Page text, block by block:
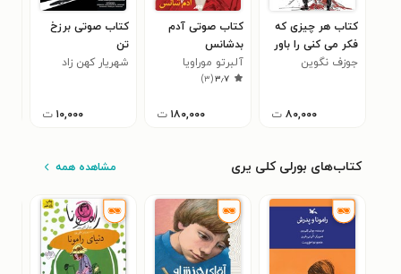
کتاب هر چیزی که
فکر می کنی را باور
نکن
جوزف نگوین
۸۰,۰۰۰ ت
کتاب صوتی آدم
بدشانس
آلبرتو موراویا
۳٫۷(۳)
۱۸۰,۰۰۰ ت
کتاب صوتی برزخ
تن
شهریار کهن زاد
۱۰,۰۰۰ ت
کتاب‌های بورلی کلی یری مشاهده همه